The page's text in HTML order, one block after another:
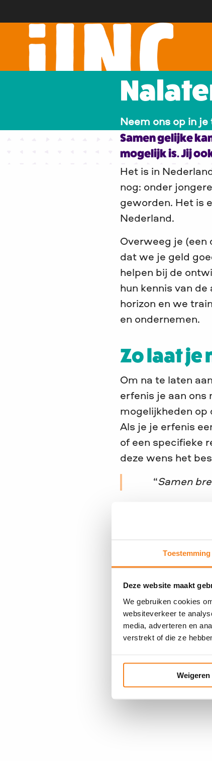
Toestemming
Deze website maakt
We gebruiken cookies
websiteverkeer te
media, adverteren en
verstrekt of die ze
Weigeren
Neem ons op in
Samen gelijke
mogelijk is. Jij
Het is in
nog: onder
geworden. Het is
Nederland.
Overweeg je (een
dat we je geld
helpen bij de
hun kennis van
horizon en we
en ondernemen.
Zo laat je
Om na te laten
erfenis je aan ons
mogelijkheden op
Als je je erfenis
of een specifieke
deze wens het
Samen
Je nalatenschap
betalen over het
Wil je weten wat
wisselen? Neem
om over je